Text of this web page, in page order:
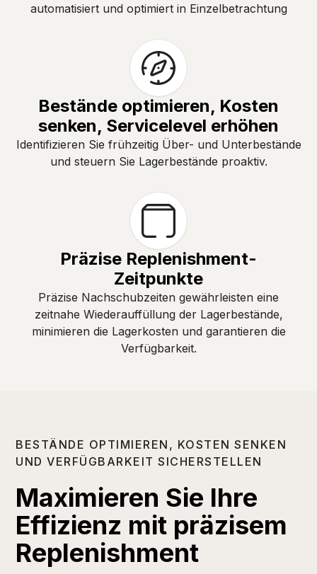
automatisiert und optimiert in Einzelbetrachtung
Bestände optimieren, Kosten
senken, Servicelevel erhöhen
Identifizieren Sie frühzeitig Über- und Unterbestände
und steuern Sie Lagerbestände proaktiv.
Präzise Replenishment-
Zeitpunkte
Präzise Nachschubzeiten gewährleisten eine
zeitnahe Wiederauffüllung der Lagerbestände,
minimieren die Lagerkosten und garantieren die
Verfügbarkeit.
BESTÄNDE OPTIMIEREN, KOSTEN SENKEN
UND VERFÜGBARKEIT SICHERSTELLEN
Maximieren Sie Ihre
Effizienz mit präzisem
Replenishment